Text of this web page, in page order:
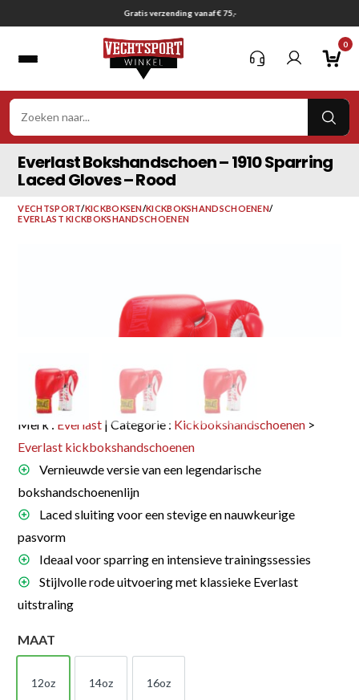
naar
Gratis verzending vanaf € 75,-
0
Everlast Bokshandschoen – 1910 Sparring
Laced Gloves – Rood
VECHTSPORT/KICKBOKSEN/KICKBOKSHANDSCHOENEN/
EVERLAST KICKBOKSHANDSCHOENEN
Merk : Everlast | Categorie : Kickbokshandschoenen >
Everlast kickbokshandschoenen
Vernieuwde versie van een legendarische
bokshandschoenenlijn
Laced sluiting voor een stevige en nauwkeurige
pasvorm
Ideaal voor sparring en intensieve trainingssessies
Stijlvolle rode uitvoering met klassieke Everlast
uitstraling
MAAT
12oz
12oz
14oz
14oz
16oz
16oz